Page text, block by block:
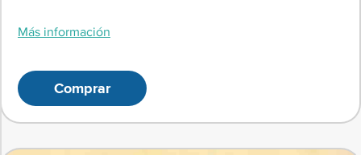
Más información
Comprar